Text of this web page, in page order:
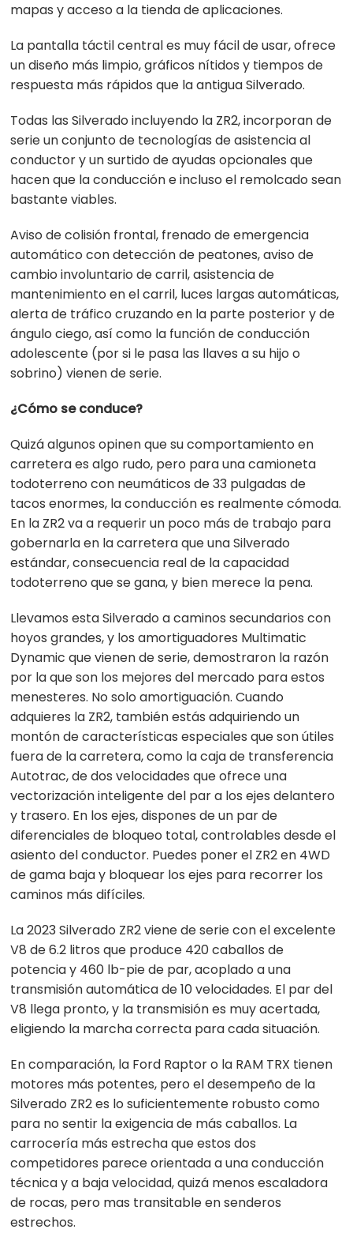
mapas y acceso a la tienda de aplicaciones.
La pantalla táctil central es muy fácil de usar, ofrece
un diseño más limpio, gráficos nítidos y tiempos de
respuesta más rápidos que la antigua Silverado.
Todas las Silverado incluyendo la ZR2, incorporan de
serie un conjunto de tecnologías de asistencia al
conductor y un surtido de ayudas opcionales que
hacen que la conducción e incluso el remolcado sean
bastante viables.
Aviso de colisión frontal, frenado de emergencia
automático con detección de peatones, aviso de
cambio involuntario de carril, asistencia de
mantenimiento en el carril, luces largas automáticas,
alerta de tráfico cruzando en la parte posterior y de
ángulo ciego, así como la función de conducción
adolescente (por si le pasa las llaves a su hijo o
sobrino) vienen de serie.
¿Cómo se conduce?
Quizá algunos opinen que su comportamiento en
carretera es algo rudo, pero para una camioneta
todoterreno con neumáticos de 33 pulgadas de
tacos enormes, la conducción es realmente cómoda.
En la ZR2 va a requerir un poco más de trabajo para
gobernarla en la carretera que una Silverado
estándar, consecuencia real de la capacidad
todoterreno que se gana, y bien merece la pena.
Llevamos esta Silverado a caminos secundarios con
hoyos grandes, y los amortiguadores Multimatic
Dynamic que vienen de serie, demostraron la razón
por la que son los mejores del mercado para estos
menesteres. No solo amortiguación. Cuando
adquieres la ZR2, también estás adquiriendo un
montón de características especiales que son útiles
fuera de la carretera, como la caja de transferencia
Autotrac, de dos velocidades que ofrece una
vectorización inteligente del par a los ejes delantero
y trasero. En los ejes, dispones de un par de
diferenciales de bloqueo total, controlables desde el
asiento del conductor. Puedes poner el ZR2 en 4WD
de gama baja y bloquear los ejes para recorrer los
caminos más difíciles.
La 2023 Silverado ZR2 viene de serie con el excelente
V8 de 6.2 litros que produce 420 caballos de
potencia y 460 lb-pie de par, acoplado a una
transmisión automática de 10 velocidades. El par del
V8 llega pronto, y la transmisión es muy acertada,
eligiendo la marcha correcta para cada situación.
En comparación, la Ford Raptor o la RAM TRX tienen
motores más potentes, pero el desempeño de la
Silverado ZR2 es lo suficientemente robusto como
para no sentir la exigencia de más caballos. La
carrocería más estrecha que estos dos
competidores parece orientada a una conducción
técnica y a baja velocidad, quizá menos escaladora
de rocas, pero mas transitable en senderos
estrechos.